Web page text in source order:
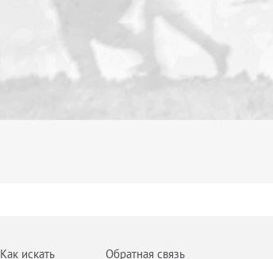
Как искать Обратная связь